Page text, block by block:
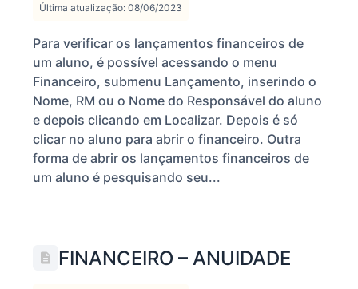
Última atualização: 08/06/2023
Para verificar os lançamentos financeiros de
um aluno, é possível acessando o menu
Financeiro, submenu Lançamento, inserindo o
Nome, RM ou o Nome do Responsável do aluno
e depois clicando em Localizar. Depois é só
clicar no aluno para abrir o financeiro. Outra
forma de abrir os lançamentos financeiros de
um aluno é pesquisando seu...
FINANCEIRO – ANUIDADE